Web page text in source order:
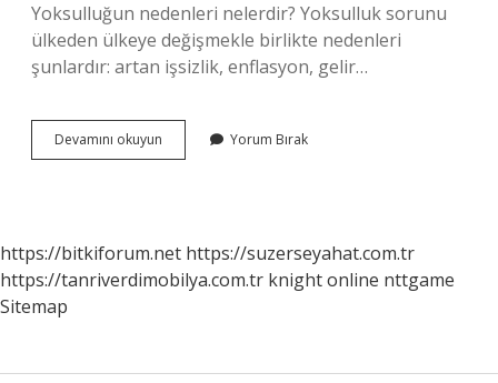
Yoksulluğun nedenleri nelerdir? Yoksulluk sorunu
ülkeden ülkeye değişmekle birlikte nedenleri
şunlardır: artan işsizlik, enflasyon, gelir…
Devamını okuyun Yoksulluk
Nedir
Yorum Bırak
https://bitkiforum.net https://suzerseyahat.com.tr
https://tanriverdimobilya.com.tr knight online nttgame
Sitemap